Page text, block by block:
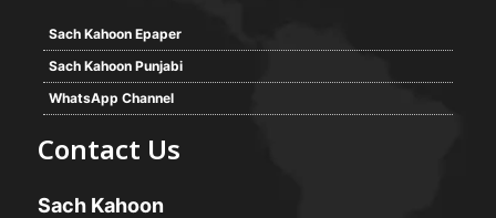
Sach Kahoon Epaper
Sach Kahoon Punjabi
WhatsApp Channel
Contact Us
Sach Kahoon